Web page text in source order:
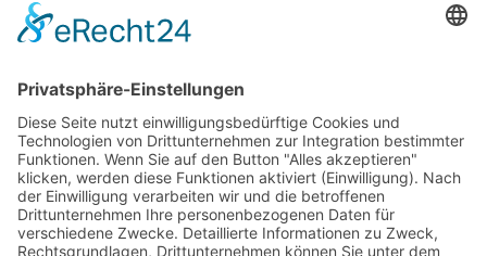
Bitte rechnen Sie 1 plus 4.
Anfrage senden.